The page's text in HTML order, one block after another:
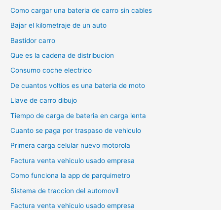
Como cargar una bateria de carro sin cables
Bajar el kilometraje de un auto
Bastidor carro
Que es la cadena de distribucion
Consumo coche electrico
De cuantos voltios es una bateria de moto
Llave de carro dibujo
Tiempo de carga de bateria en carga lenta
Cuanto se paga por traspaso de vehiculo
Primera carga celular nuevo motorola
Factura venta vehiculo usado empresa
Como funciona la app de parquimetro
Sistema de traccion del automovil
Factura venta vehiculo usado empresa